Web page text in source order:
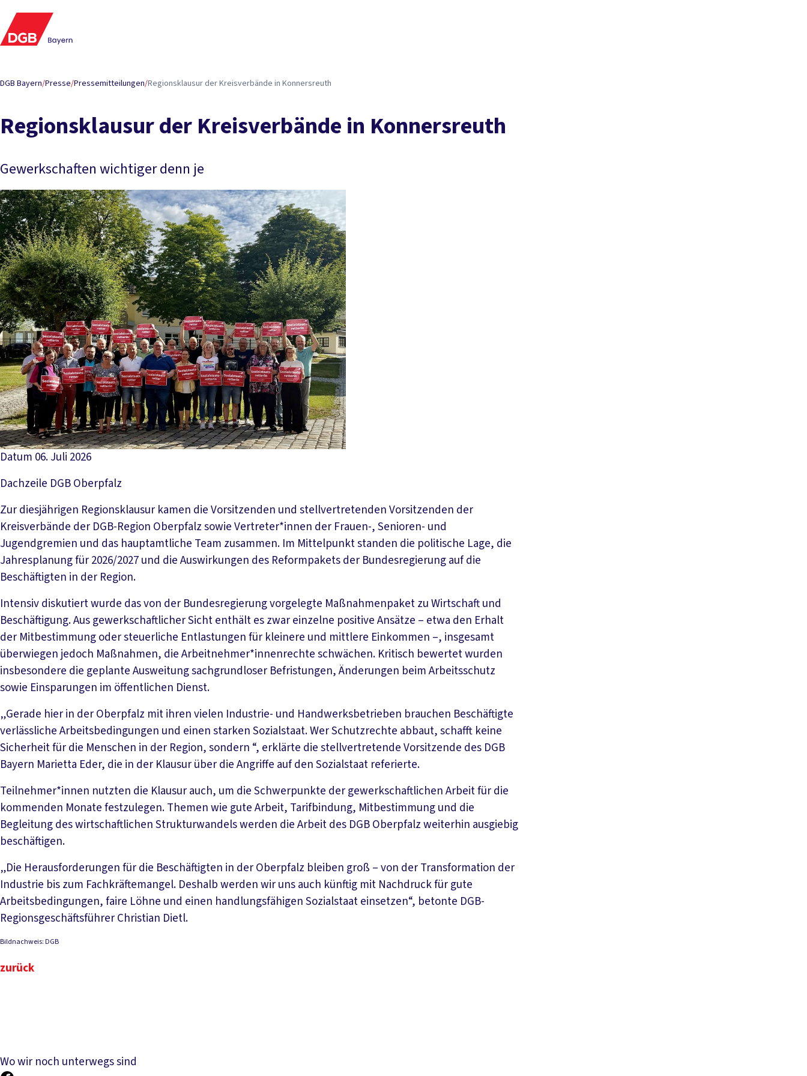
DGB Bayern/Presse/Pressemitteilungen/Regionsklausur der Kreisverbände in Konnersreuth
Regionsklausur der Kreisverbände in Konnersreuth
Gewerkschaften wichtiger denn je
Datum 06. Juli 2026
Dachzeile DGB Oberpfalz
Zur diesjährigen Regionsklausur kamen die Vorsitzenden und stellvertretenden Vorsitzenden der
Kreisverbände der DGB-Region Oberpfalz sowie Vertreter*innen der Frauen-, Senioren- und
Jugendgremien und das hauptamtliche Team zusammen. Im Mittelpunkt standen die politische Lage, die
Jahresplanung für 2026/2027 und die Auswirkungen des Reformpakets der Bundesregierung auf die
Beschäftigten in der Region.
Intensiv diskutiert wurde das von der Bundesregierung vorgelegte Maßnahmenpaket zu Wirtschaft und
Beschäftigung. Aus gewerkschaftlicher Sicht enthält es zwar einzelne positive Ansätze – etwa den Erhalt
der Mitbestimmung oder steuerliche Entlastungen für kleinere und mittlere Einkommen –, insgesamt
überwiegen jedoch Maßnahmen, die Arbeitnehmer*innenrechte schwächen. Kritisch bewertet wurden
insbesondere die geplante Ausweitung sachgrundloser Befristungen, Änderungen beim Arbeitsschutz
sowie Einsparungen im öffentlichen Dienst.
„Gerade hier in der Oberpfalz mit ihren vielen Industrie- und Handwerksbetrieben brauchen Beschäftigte
verlässliche Arbeitsbedingungen und einen starken Sozialstaat. Wer Schutzrechte abbaut, schafft keine
Sicherheit für die Menschen in der Region, sondern “, erklärte die stellvertretende Vorsitzende des DGB
Bayern Marietta Eder, die in der Klausur über die Angriffe auf den Sozialstaat referierte.
Teilnehmer*innen nutzten die Klausur auch, um die Schwerpunkte der gewerkschaftlichen Arbeit für die
kommenden Monate festzulegen. Themen wie gute Arbeit, Tarifbindung, Mitbestimmung und die
Begleitung des wirtschaftlichen Strukturwandels werden die Arbeit des DGB Oberpfalz weiterhin ausgiebig
beschäftigen.
„Die Herausforderungen für die Beschäftigten in der Oberpfalz bleiben groß – von der Transformation der
Industrie bis zum Fachkräftemangel. Deshalb werden wir uns auch künftig mit Nachdruck für gute
Arbeitsbedingungen, faire Löhne und einen handlungsfähigen Sozialstaat einsetzen“, betonte DGB-
Regionsgeschäftsführer Christian Dietl.
Bildnachweis: DGB
zurück
Wo wir noch unterwegs sind